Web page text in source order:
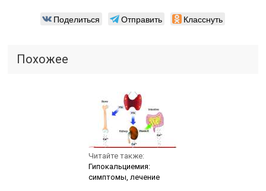
Поделиться Отправить Класснуть
Похожее
Читайте также:
Гипокальциемия:
симптомы, лечение